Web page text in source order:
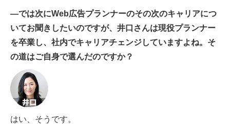
―では次にWeb広告プランナーのその次のキャリアにつ
いてお聞きしたいのですが、井口さんは現役プランナー
を卒業し、社内でキャリアチェンジしていますよね。そ
の道はご自身で選んだのですか？
はい、そうです。